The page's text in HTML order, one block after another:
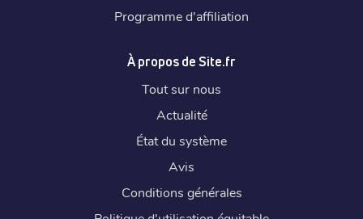
Programme d'affiliation
À propos de Site.fr
Tout sur nous
Actualité
État du système
Avis
Conditions générales